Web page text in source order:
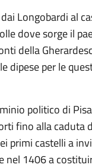
Longobardi al
dove sorge il
della
dipese per le
politico di
fino alla caduta
primi castelli a
nel 1406 a